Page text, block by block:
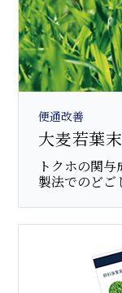
便通改善
大麦若葉末
トクホの関
製法でのどご